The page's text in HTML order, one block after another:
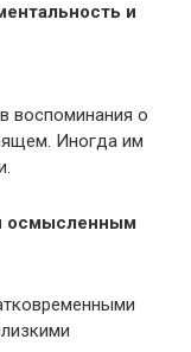
и
воспоминания о
Иногда им
осмысленным